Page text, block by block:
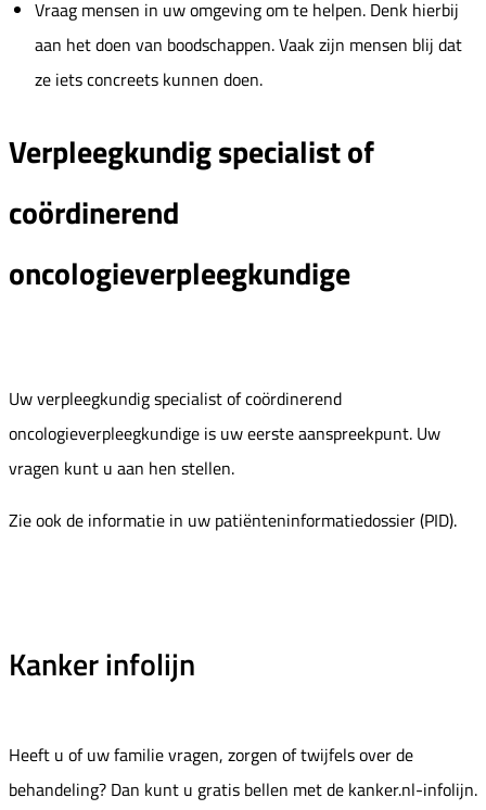
Vraag mensen in uw omgeving om te helpen. Denk hierbij
aan het doen van boodschappen. Vaak zijn mensen blij dat
ze iets concreets kunnen doen.
Verpleegkundig specialist of
coördinerend
oncologieverpleegkundige
Uw verpleegkundig specialist of coördinerend
oncologieverpleegkundige is uw eerste aanspreekpunt. Uw
vragen kunt u aan hen stellen.
Zie ook de informatie in uw patiënteninformatiedossier (PID).
Kanker infolijn
Heeft u of uw familie vragen, zorgen of twijfels over de
behandeling? Dan kunt u gratis bellen met de kanker.nl-infolijn.